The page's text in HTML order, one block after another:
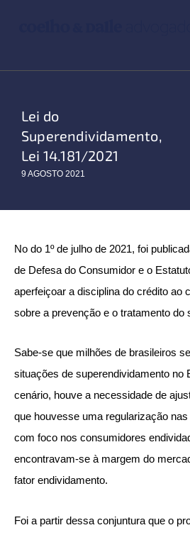
Lei do
Superendividamento,
Lei 14.181/2021
9 AGOSTO 2021
No do 1º de julho de 2021, foi
de Defesa do Consumidor e o
aperfeiçoar a disciplina do crédito ao
sobre a prevenção e o tratamento do
Sabe-se que milhões de brasileiros
situações de superendividamento no
cenário, houve a necessidade de
que houvesse uma regularização
com foco nos consumidores
encontravam-se à margem do
fator endividamento.
Foi a partir dessa conjuntura que o